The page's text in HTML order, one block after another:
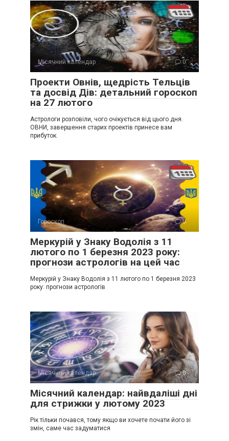
Місячний календар 0
Проекти Овнів, щедрість Тельців
та досвід Дів: детальний гороскоп
на 27 лютого
Астрологи розповіли, чого очікується від цього дня.
ОВНИ, завершення старих проектів принесе вам
прибуток.
Гороскоп 0
Меркурій у Знаку Водолія з 11
лютого по 1 березня 2023 року:
прогнози астрологів на цей час
Меркурій у Знаку Водолія з 11 лютого по 1 березня 2023
року: прогнози астрологів
Місячний календар 0
Місячний календар: найвдаліші дні
для стрижки у лютому 2023
Рік тільки почався, тому якщо ви хочете почати його зі
змін, саме час задуматися